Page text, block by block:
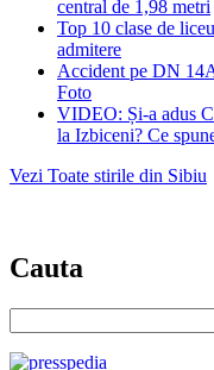
central de 1,98 metri
Top 10 clase de
admitere
Accident pe DN
Foto
VIDEO: Și-a adus
la Izbiceni? Ce
Vezi Toate stirile din Sibiu
Cauta